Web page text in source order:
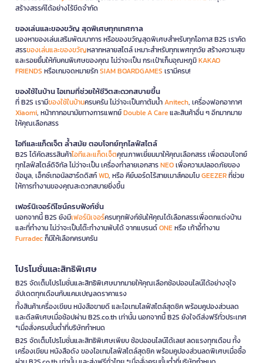
สร้างสรรค์ได้อย่างไร้ขีดจำกัด
ของเล่นและของขวัญ สุดพิเศษทุกเทศกาล
มองหาของเล่นเสริมพัฒนาการ หรือของขวัญสุดพิเศษสำหรับทุกโอกาส B2S เราคัด
สรรของเล่นและของขวัญหลากหลายสไตล์ เหมาะสำหรับทุกเพศทุกวัย สร้างความสุข
และรอยยิ้มให้กับคนพิเศษของคุณ ไม่ว่าจะเป็น กระเป๋าเก็บอุณหภูมิKAKAO
FRIENDS หรือเกมจดหมายรักSIAM BOARDGAMES เรามีครบ!
ของใช้ในบ้าน ไอเทมที่ช่วยให้ชีวิตสะดวกสบายขึ้น
ที่ B2S เรามีของใช้ในบ้านครบครัน ไม่ว่าจะเป็นกาต้มน้ำAnitech, เครื่องฟอกอากาศ
Xiaomi, หน้ากากอนามัยทางการแพทย์Double A Careและสินค้าอื่น ๆ อีกมากมาย
ให้คุณเลือกสรร
ไอทีและแก็ดเจ็ต ล้ำสมัย ตอบโจทย์ทุกไลฟ์สไตล์
B2S ได้คัดสรรสินค้าไอทีและแก็ดเจ็ตคุณภาพเยี่ยมมาให้คุณเลือกสรร เพื่อตอบโจทย์
ทุกไลฟ์สไตล์ดิจิทัล ไม่ว่าจะเป็น เครื่องทำลายเอกสารNEOเพื่อความปลอดภัยของ
ข้อมูล, เอ็กซ์เทอนัลฮาร์ดดิสก์WD, หรือ คีย์บอร์ดไร้สายเมาส์คอมโบGEEZERที่ช่วย
ให้การทำงานของคุณสะดวกสบายยิ่งขึ้น
เฟอร์นิเจอร์ดีไซน์ครบฟังก์ชั่น
นอกจากนี้ B2S ยังมีเฟอร์นิเจอร์ครบทุกฟังก์ชันให้คุณได้เลือกสรรเพื่อตกแต่งบ้าน
และที่ทำงาน ไม่ว่าจะเป็นโต๊ะทำงานพับได้ จากแบรนด์ONEหรือ เก้าอี้ทำงาน
Furradecก็มีให้เลือกครบครัน
โปรโมชั่นและสิทธิพิเศษ
B2S จัดเต็มโปรโมชั่นและสิทธิพิเศษมากมายให้คุณเลือกช้อปออนไลน์ได้อย่างจุใจ
อัปเดตทุกเดือนกับแคมเปญลดราคาแรง
ทั้งสินค้าเครื่องเขียน หนังสือขายดี และไอเทมไลฟ์สไตล์สุดชิค พร้อมคูปองส่วนลด
และดีลพิเศษเมื่อช้อปผ่าน B2S.co.th เท่านั้น นอกจากนี้ B2S ยังใจดีส่งฟรีทั่วประเทศ
*เมื่อสั่งครบขั้นต่ำที่บริษัทกำหนด
B2S จัดเต็มโปรโมชั่นและสิทธิพิเศษเพียบ ช้อปออนไลน์ได้เลย! ลดแรงทุกเดือน ทั้ง
เครื่องเขียน หนังสือดัง ของไอเทมไลฟ์สไตล์สุดชิค พร้อมคูปองส่วนลดพิเศษเมื่อซื้อ